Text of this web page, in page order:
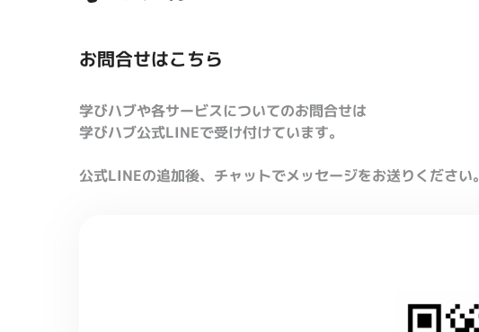
お問合せはこちら
学びハブや各サービスについてのお問合せは
学びハブ公式LINEで受け付けています。
公式LINEの追加後、チャットでメッセージをお送りください。